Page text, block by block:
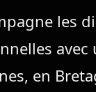
les
en